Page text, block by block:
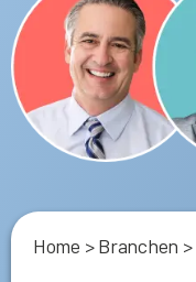
Home >Branchen >